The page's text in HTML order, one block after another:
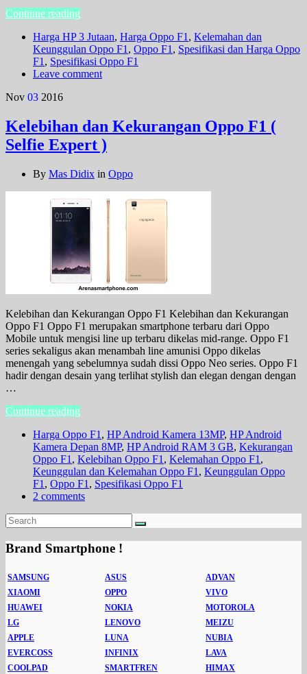
Continue reading
Harga HP 3 Jutaan, Harga Oppo F1 , Kelemahan dan
Keunggulan Oppo F1 , Oppo F1 , Spesifikasi dan Harga Oppo
F1 , Spesifikasi Oppo F1
Leave comment
Nov 03 2016
Kelebihan dan Kekurangan Oppo F1 (
Selfie Expert )
By Mas Didix in Oppo
Kelebihan dan Kekurangan Oppo F1 Kelebihan dan Kekurangan
Oppo F1 Oppo F1 merupakan smartphone terbaru dari Oppo
Mobile untuk mengisi line up terbaru dikelas mid-range. Oppo F1
series sekaligus akan menambah line amunisi Oppo dikelas
menengah yang sebelumnya sudah dissi Oppo Neo series. Oppo F1
hadir dengan desain yang terlihat stylish dan elegan dengan dengan
…
Continue reading
Harga Oppo F1 , HP Android Kamera 13MP, HP Android
Kamera Depan 8MP, HP Android RAM 3 GB, Kekurangan
Oppo F1 , Kelebihan Oppo F1 , Kelemahan Oppo F1 ,
Keunggulan dan Kelemahan Oppo F1 , Keunggulan Oppo
F1 , Oppo F1 , Spesifikasi Oppo F1
2 comments
Brand Smartphone !
SAMSUNG ASUS
ADVAN
XIAOMI
OPPO
VIVO
HUAWEI
NOKIA
MOTOROLA
LG
LENOVO
MEIZU
APPLE
LUNA
NUBIA
EVERCOSS
INFINIX
LAVA
COOLPAD
SMARTFREN
HIMAX